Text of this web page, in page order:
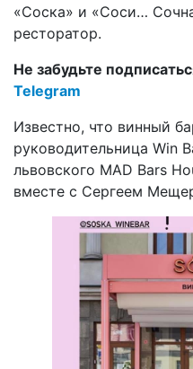
«Соска» и «Соси…
ресторатор.
Не забудьте
Telegram
Известно, что винный
руководительница Win
львовского MAD Bars
вместе с Сергеем